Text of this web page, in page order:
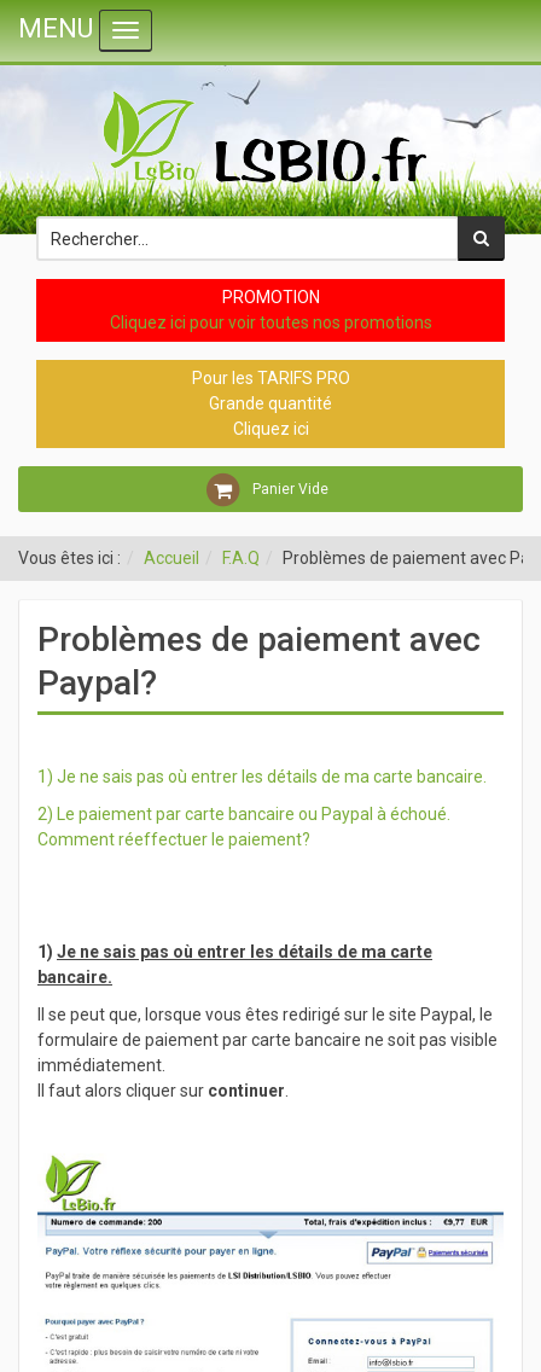
PROMOTION
Cliquez ici pour voir toutes nos promotions
Pour les TARIFS PRO
Grande quantité
Cliquez ici
Panier Vide
MENU Toggle navigation
Vous êtes ici : Accueil F.A.Q Problèmes de paiement avec
Problèmes de paiement avec
Paypal?
1) Je ne sais pas où entrer les détails de ma carte bancaire.
2) Le paiement par carte bancaire ou Paypal à échoué.
Comment réeffectuer le paiement?
1) Je ne sais pas où entrer les détails de ma carte
bancaire.
Il se peut que, lorsque vous êtes redirigé sur le site Paypal, le
formulaire de paiement par carte bancaire ne soit pas visible
immédiatement.
Il faut alors cliquer sur continuer